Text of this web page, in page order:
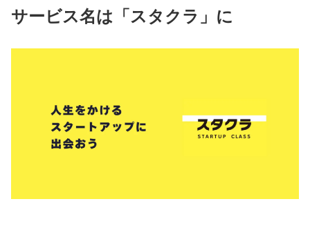
サービス名は「スタクラ」に